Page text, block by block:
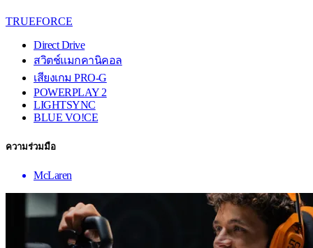
TRUEFORCE
Direct Drive
สวิตช์แมกคานิคอล
เสียงเกม PRO-G
POWERPLAY 2
LIGHTSYNC
BLUE VO!CE
ความร่วมมือ
McLaren